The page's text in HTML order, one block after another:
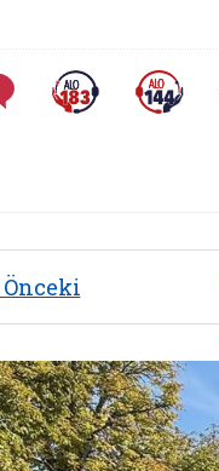
Sıkça Sorulan Sorular
Alo 183 (yeni Alo